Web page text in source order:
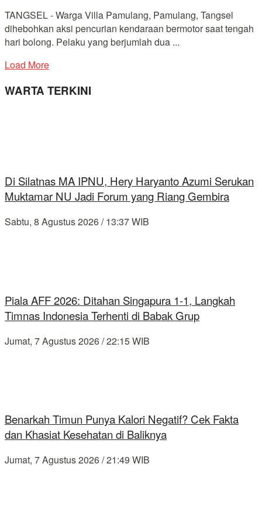
TANGSEL - Warga Villa Pamulang, Pamulang, Tangsel
dihebohkan aksi pencurian kendaraan bermotor saat tengah
hari bolong. Pelaku yang berjumlah dua ...
Load More
WARTA TERKINI
Di Silatnas MA IPNU, Hery Haryanto Azumi Serukan
Muktamar NU Jadi Forum yang Riang Gembira
Sabtu, 8 Agustus 2026 / 13:37 WIB
Piala AFF 2026: Ditahan Singapura 1-1, Langkah
Timnas Indonesia Terhenti di Babak Grup
Jumat, 7 Agustus 2026 / 22:15 WIB
Benarkah Timun Punya Kalori Negatif? Cek Fakta
dan Khasiat Kesehatan di Baliknya
Jumat, 7 Agustus 2026 / 21:49 WIB